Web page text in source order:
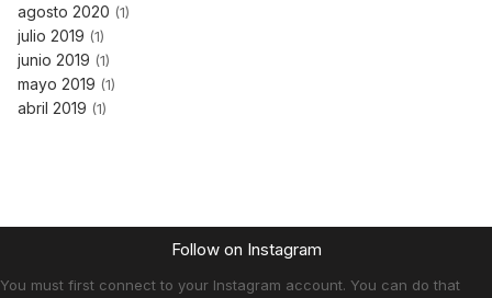
agosto 2020 (1)
julio 2019 (1)
junio 2019 (1)
mayo 2019 (1)
abril 2019 (1)
Follow on Instagram
You must first connect to your Instagram account. You can do that